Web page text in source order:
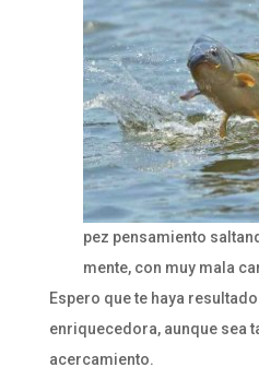
pez pensamiento
mente, con muy mala
Espero que te haya
enriquecedora, aunque sea
acercamiento.